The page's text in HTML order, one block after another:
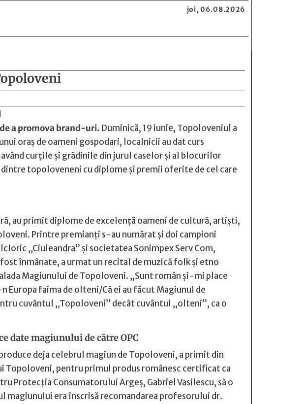
joi, 06.08.2026
a promova brand-uri. Duminică, 19 iunie, Topoloveniul a
oraş de oameni gospodari, localnicii au dat curs
curţile şi grădinile din jurul caselor şi al blocurilor
topoloveneni cu diplome şi premii oferite de cel care
au primit diplome de excelenţă oameni de cultură, artişti,
Printre premianţi s-au numărat şi doi campioni
„Ciuleandra” şi societatea Sonimpex Serv Com,
înmânate, a urmat un recital de muzică folk şi etno
Magiunului de Topoloveni. „Sunt român şi-mi place
Europa faima de olteni/Că ei au făcut Magiunul de
cuvântul „Topoloveni” decât cuvântul „olteni”, ca o
date magiunului de către OPC
deja celebrul magiun de Topoloveni, a primit din
Topoloveni, pentru primul produs românesc certificat ca
Protecţia Consumatorului Argeş, Gabriel Vasilescu, să o
magiunului era înscrisă recomandarea profesorului dr.